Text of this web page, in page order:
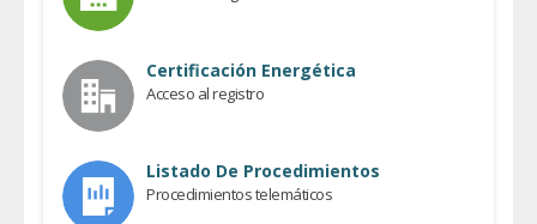
Certificación Energética
Acceso al registro
Listado De Procedimientos
Procedimientos telemáticos